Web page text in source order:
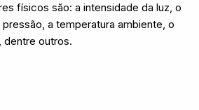
físicos são: a intensidade da luz, o
a temperatura ambiente, o
outros.